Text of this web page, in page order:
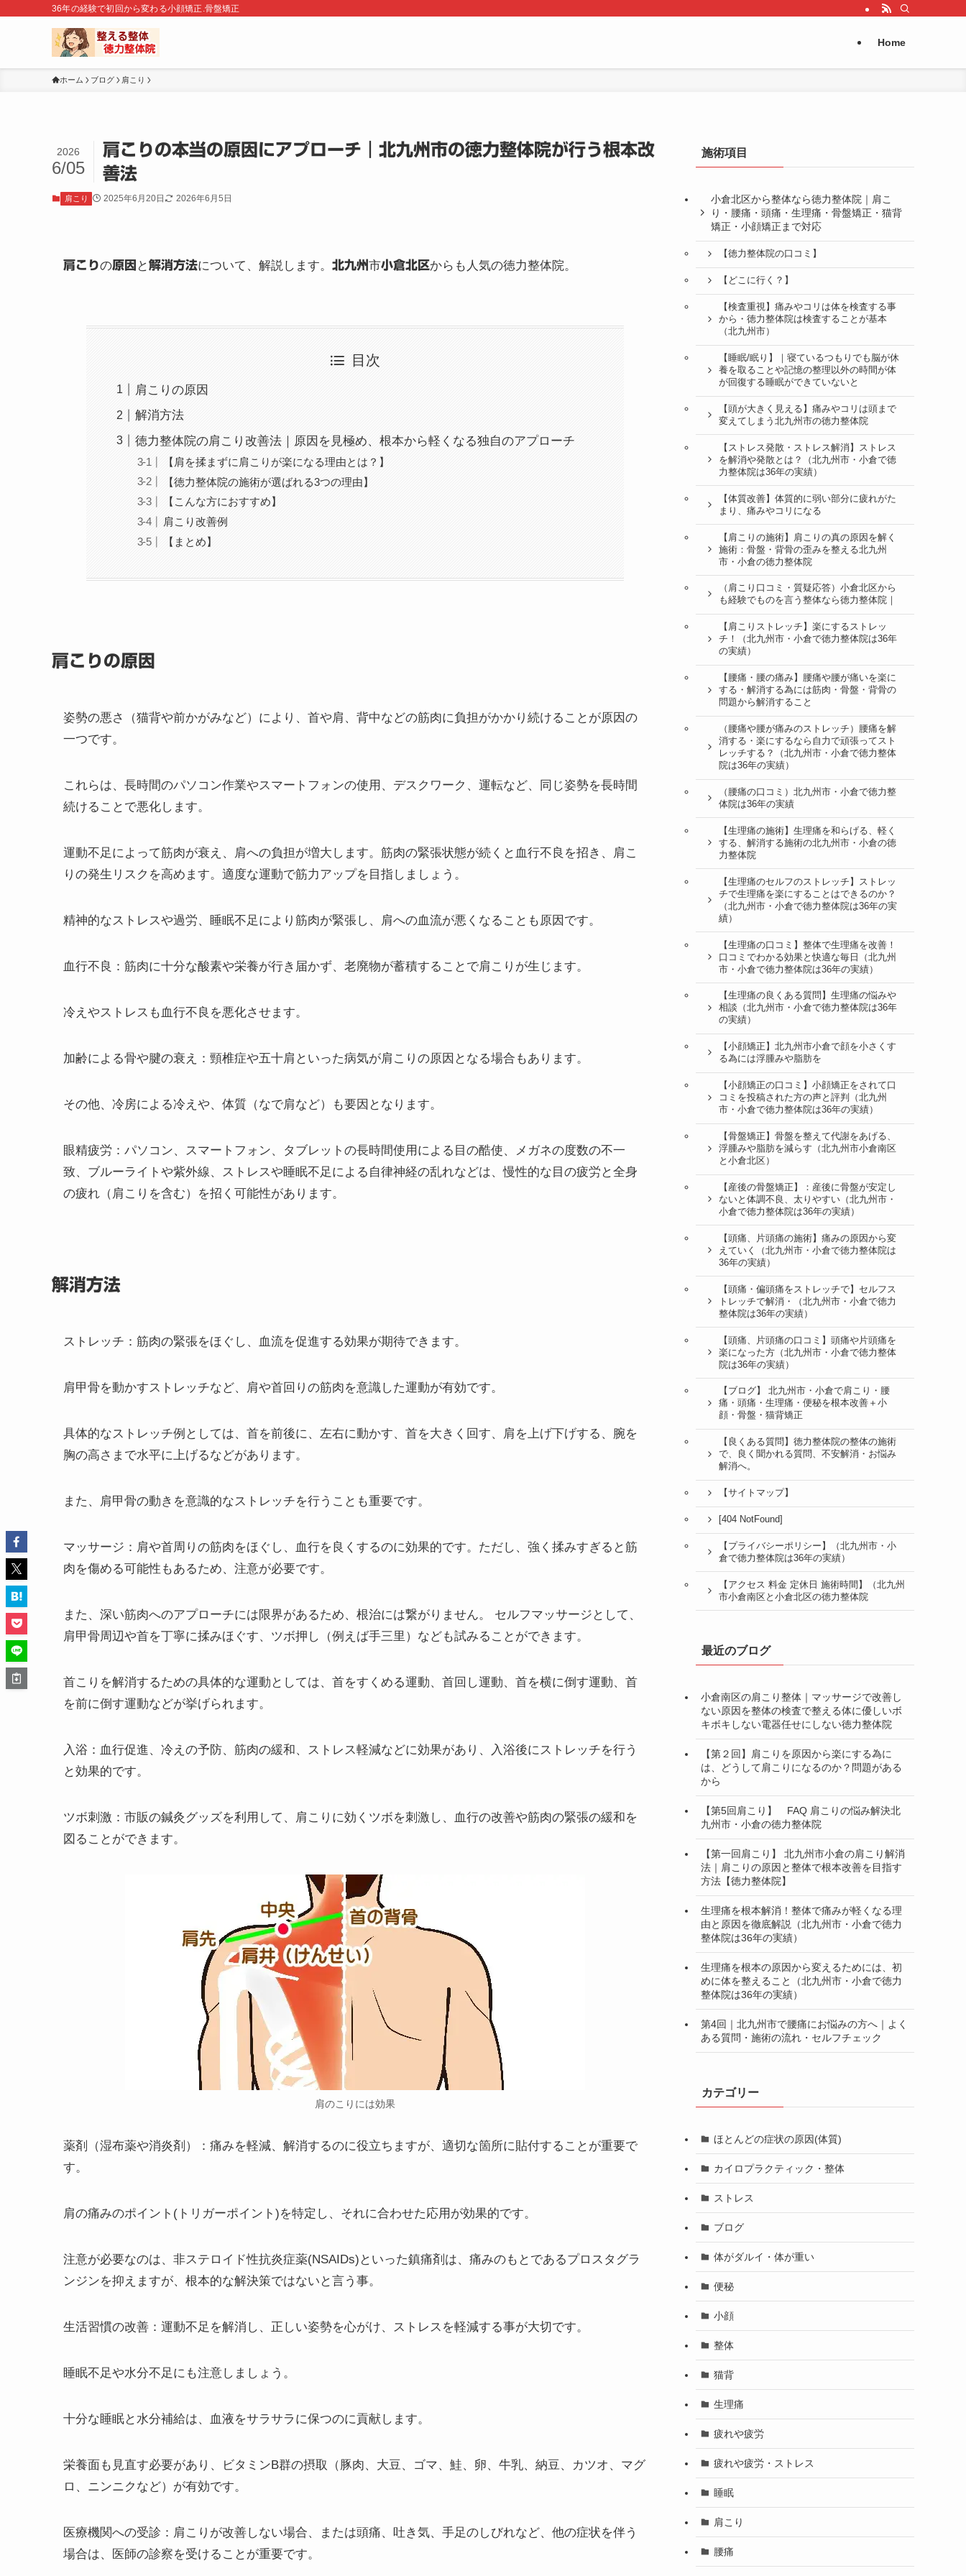
36年の経験で初回から変わる小顔矯正.骨盤矯正
Home
ホーム ブログ 肩こり
肩こりの本当の原因にアプローチ｜北九州市の徳力整体院が行う根本改
善法
2026
6/05
肩こり 2025年6月20日 2026年6月5日
肩こりの原因 と解消方法について、解説します。 北九州市小倉北区からも人気の徳力整体院。
目次
肩こりの原因
解消方法
徳力整体院の肩こり改善法｜原因を見極め、根本から軽くなる独自のアプローチ
【肩を揉まずに肩こりが楽になる理由とは？】
【徳力整体院の施術が選ばれる3つの理由】
【こんな方におすすめ】
肩こり改善例
【まとめ】
肩こりの原因
姿勢の悪さ（猫背や前かがみなど）により、首や肩、背中などの筋肉に負担がかかり続けることが原因の
一つです。
これらは、長時間のパソコン作業やスマートフォンの使用、デスクワーク、運転など、同じ姿勢を長時間
続けることで悪化します。
運動不足によって筋肉が衰え、肩への負担が増大します。筋肉の緊張状態が続くと血行不良を招き、肩こ
りの発生リスクを高めます。適度な運動で筋力アップを目指しましょう。
精神的なストレスや過労、睡眠不足により筋肉が緊張し、肩への血流が悪くなることも原因です。
血行不良：筋肉に十分な酸素や栄養が行き届かず、老廃物が蓄積することで肩こりが生じます。
冷えやストレスも血行不良を悪化させます。
加齢による骨や腱の衰え：頸椎症や五十肩といった病気が肩こりの原因となる場合もあります。
その他、冷房による冷えや、体質（なで肩など）も要因となります。
眼精疲労：パソコン、スマートフォン、タブレットの長時間使用による目の酷使、メガネの度数の不一
致、ブルーライトや紫外線、ストレスや睡眠不足による自律神経の乱れなどは、慢性的な目の疲労と全身
の疲れ（肩こりを含む）を招く可能性があります。
解消方法
ストレッチ ：筋肉の緊張をほぐし、血流を促進する効果が期待できます。
肩甲骨を動かすストレッチなど、肩や首回りの筋肉を意識した運動が有効です。
具体的なストレッチ例としては、首を前後に、左右に動かす、首を大きく回す、肩を上げ下げする、腕を
胸の高さまで水平に上げるなどがあります。
また、肩甲骨の動きを意識的なストレッチを行うことも重要です。
マッサージ ：肩や首周りの筋肉をほぐし、血行を良くするのに効果的です。ただし、強く揉みすぎると筋
肉を傷める可能性もあるため、注意が必要です。
また、深い筋肉へのアプローチには限界があるため、根治には繋がりません。 セルフマッサージとして、
肩甲骨周辺や首を丁寧に揉みほぐす、ツボ押し（例えば手三里）なども試みることができます。
首こりを解消するための具体的な運動としては、首をすくめる運動、首回し運動、首を横に倒す運動、首
を前に倒す運動などが挙げられます。
入浴 ：血行促進、冷えの予防、筋肉の緩和、ストレス軽減などに効果があり、入浴後にストレッチを行う
と効果的です。
ツボ刺激 ：市販の鍼灸グッズを利用して、肩こりに効くツボを刺激し、血行の改善や筋肉の緊張の緩和を
図ることができます。
肩のこりには効果
薬剤（湿布薬や消炎剤）
：痛みを軽減、解消するのに役立ちますが、適切な箇所に貼付することが重要で
す。
肩の痛みのポイント(トリガーポイント)を特定し、それに合わせた応用が効果的です。
注意が必要なのは、非ステロイド性抗炎症薬(NSAIDs)といった鎮痛剤は、痛みのもとであるプロスタグラ
ンジンを抑えますが、根本的な解決策ではないと言う事。
生活習慣の改善 ：運動不足を解消し、正しい姿勢を心がけ、ストレスを軽減する事が大切です。
睡眠不足や水分不足にも注意しましょう。
十分な睡眠と水分補給は、血液をサラサラに保つのに貢献します。
栄養面も見直す必要があり、ビタミンB群の摂取（豚肉、大豆、ゴマ、鮭、卵、牛乳、納豆、カツオ、マグ
ロ、ニンニクなど）が有効です。
医療機関への受診 ：肩こりが改善しない場合、または頭痛、吐き気、手足のしびれなど、他の症状を伴う
場合は、医師の診察を受けることが重要です。
施術項目
小倉北区から整体なら徳力整体院｜肩こ
り・腰痛・頭痛・生理痛・骨盤矯正・猫背
矯正・小顔矯正まで対応
【徳力整体院の口コミ】
【どこに行く？】
【検査重視】痛みやコリは体を検査する事
から・徳力整体院は検査することが基本
（北九州市）
【睡眠/眠り】｜寝ているつもりでも脳が休
養を取ることや記憶の整理以外の時間が体
が回復する睡眠ができていないと
【頭が大きく見える】痛みやコリは頭まで
変えてしまう北九州市の徳力整体院
【ストレス発散・ストレス解消】ストレス
を解消や発散とは？（北九州市・小倉で徳
力整体院は36年の実績）
【体質改善】体質的に弱い部分に疲れがた
まり、痛みやコリになる
【肩こりの施術】肩こりの真の原因を解く
施術：骨盤・背骨の歪みを整える北九州
市・小倉の徳力整体院
（肩こり口コミ・質疑応答）小倉北区から
も経験でものを言う整体なら徳力整体院｜
【肩こりストレッチ】楽にするストレッ
チ！（北九州市・小倉で徳力整体院は36年
の実績）
【腰痛・腰の痛み】腰痛や腰が痛いを楽に
する・解消する為には筋肉・骨盤・背骨の
問題から解消すること
（腰痛や腰が痛みのストレッチ）腰痛を解
消する・楽にするなら自力で頑張ってスト
レッチする？（北九州市・小倉で徳力整体
院は36年の実績）
（腰痛の口コミ）北九州市・小倉で徳力整
体院は36年の実績
【生理痛の施術】生理痛を和らげる、軽く
する、解消する施術の北九州市・小倉の徳
力整体院
【生理痛のセルフのストレッチ】ストレッ
チで生理痛を楽にすることはできるのか？
（北九州市・小倉で徳力整体院は36年の実
績）
【生理痛の口コミ】整体で生理痛を改善！
口コミでわかる効果と快適な毎日（北九州
市・小倉で徳力整体院は36年の実績）
【生理痛の良くある質問】生理痛の悩みや
相談（北九州市・小倉で徳力整体院は36年
の実績）
【小顔矯正】北九州市小倉で顔を小さくす
る為には浮腫みや脂肪を
【小顔矯正の口コミ】小顔矯正をされて口
コミを投稿された方の声と評判（北九州
市・小倉で徳力整体院は36年の実績）
【骨盤矯正】骨盤を整えて代謝をあげる、
浮腫みや脂肪を減らす（北九州市小倉南区
と小倉北区）
【産後の骨盤矯正】：産後に骨盤が安定し
ないと体調不良、太りやすい（北九州市・
小倉で徳力整体院は36年の実績）
【頭痛、片頭痛の施術】痛みの原因から変
えていく（北九州市・小倉で徳力整体院は
36年の実績）
【頭痛・偏頭痛をストレッチで】セルフス
トレッチで解消・（北九州市・小倉で徳力
整体院は36年の実績）
【頭痛、片頭痛の口コミ】頭痛や片頭痛を
楽になった方（北九州市・小倉で徳力整体
院は36年の実績）
【ブログ】 北九州市・小倉で肩こり・腰
痛・頭痛・生理痛・便秘を根本改善＋小
顔・骨盤・猫背矯正
【良くある質問】徳力整体院の整体の施術
で、良く聞かれる質問、不安解消・お悩み
解消へ。
【サイトマップ】
[404 NotFound]
【プライバシーポリシー】（北九州市・小
倉で徳力整体院は36年の実績）
【アクセス 料金 定休日 施術時間】（北九州
市小倉南区と小倉北区の徳力整体院
最近のブログ
小倉南区の肩こり整体｜マッサージで改善し
ない原因を整体の検査で整える体に優しいボ
キボキしない電器任せにしない徳力整体院
【第２回】肩こりを原因から楽にする為に
は、どうして肩こりになるのか？問題がある
から
【第5回肩こり】 FAQ 肩こりの悩み解決北
九州市・小倉の徳力整体院
【第一回肩こり】 北九州市小倉の肩こり解消
法｜肩こりの原因と整体で根本改善を目指す
方法【徳力整体院】
生理痛を根本解消！整体で痛みが軽くなる理
由と原因を徹底解説（北九州市・小倉で徳力
整体院は36年の実績）
生理痛を根本の原因から変えるためには、初
めに体を整えること（北九州市・小倉で徳力
整体院は36年の実績）
第4回｜北九州市で腰痛にお悩みの方へ｜よく
ある質問・施術の流れ・セルフチェック
カテゴリー
ほとんどの症状の原因(体質)
カイロプラクティック・整体
ストレス
ブログ
体がダルイ・体が重い
便秘
小顔
整体
猫背
生理痛
疲れや疲労
疲れや疲労・ストレス
睡眠
肩こり
腰痛